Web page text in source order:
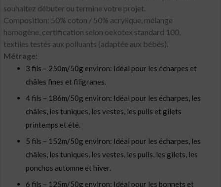
souhaitez débuter ou termine votre projet.
Composition: 50% coton / 50% acrylique, mélange
homogène, certification selon oekotex standard 100,
textiles testés aux polluants (adaptée aux bébés).
Métrage:
3 fils – 250m/50g environ: Idéal pour les écharpes et
châles fines et filigranes.
4 fils – 186m/50g environ: Idéal pour les écharpes, les
châles, les tuniques, les vestes, les pulls et gilets
printemps et été.
5 fils – 152m/50g environ: Idéal pour les écharpes, les
châles, les tuniques, les vestes, les pulls, les gilets, les
ponchos automne et hiver.
6 fils – 125m/50g environ: Idéal pour les bonnets et